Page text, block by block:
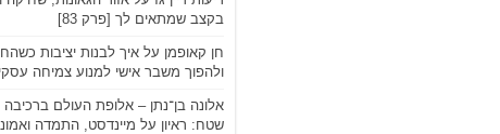
בקצב שמתאים לך [פרק 83]
חן קאופמן על איך לבנות יציבות
ולהפוך משבר אישי למנוע צמיחה עסקי
אלונה בן־נתן – אלופת העולם ברכיבה
שטח: ראיון על מיינדסט, התמדה